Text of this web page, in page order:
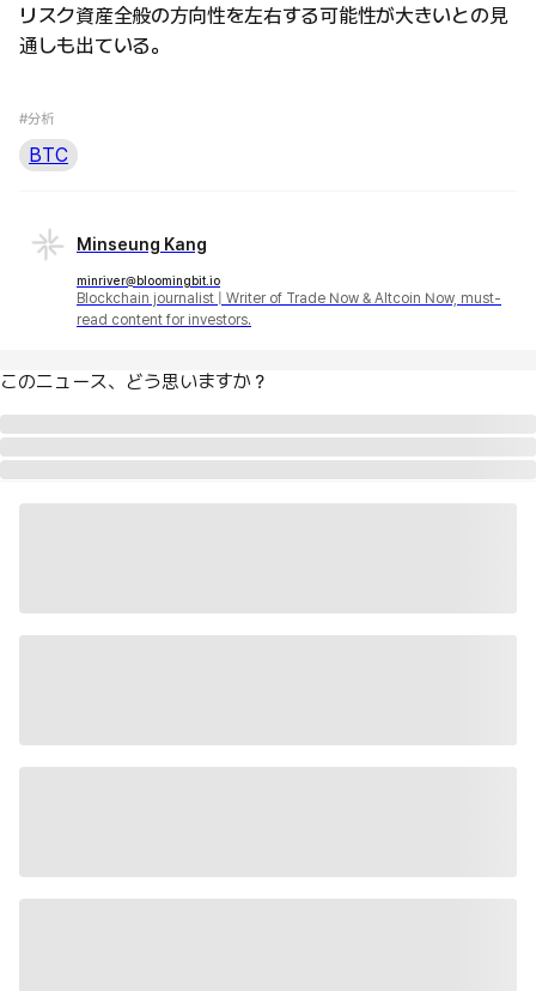
リスク資産全般の方向性を左右する可能性が大きいとの見
通しも出ている。
#分析
BTC
Minseung Kang
minriver@bloomingbit.io
Blockchain journalist | Writer of Trade Now & Altcoin Now, must-
read content for investors.
このニュース、どう思いますか？